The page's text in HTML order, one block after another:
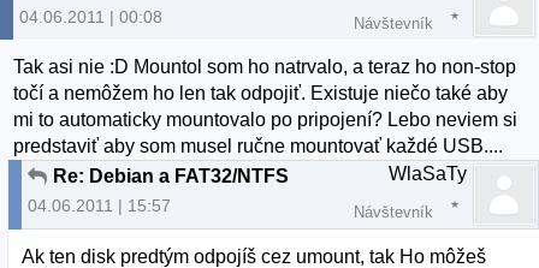
04.06.2011 | 00:08 Návštevník
Tak asi nie :D Mountol som ho natrvalo, a teraz ho non-stop
točí a nemôžem ho len tak odpojiť. Existuje niečo také aby
mi to automaticky mountovalo po pripojení? Lebo neviem si
predstaviť aby som musel ručne mountovať každé USB....
Re: Debian a FAT32/NTFS
04.06.2011 | 15:57
WlaSaTy
Návštevník
Ak ten disk predtým odpojíš cez umount, tak Ho môžeš